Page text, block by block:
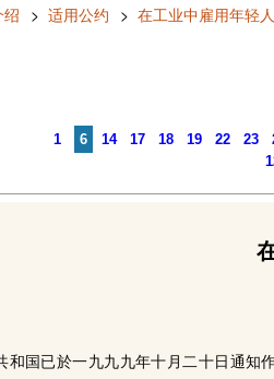
> 适用公约 > 在工业中雇用年轻
1 6 14 17 18 19 22 23
和国已於一九九九年十月二十日通知